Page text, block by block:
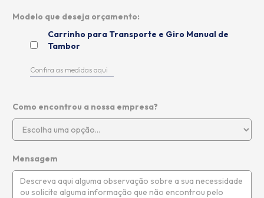
Modelo que deseja orçamento:
Carrinho para Transporte e Giro Manual de
Tambor
Confira as medidas aqui
Como encontrou a nossa empresa?
Mensagem